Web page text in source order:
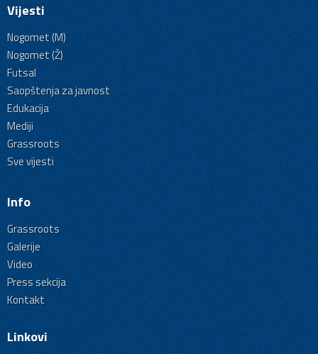
Vijesti
Nogomet (M)
Nogomet (Ž)
Futsal
Saopštenja za javnost
Edukacija
Mediji
Grassroots
Sve vijesti
Info
Grassroots
Galerije
Video
Press sekcija
Kontakt
Linkovi